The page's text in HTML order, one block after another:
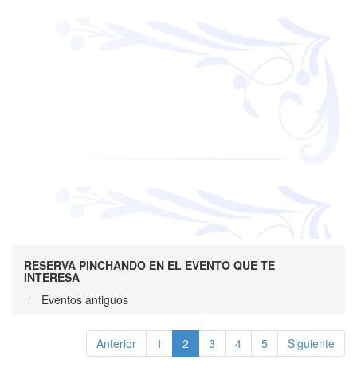
RESERVA PINCHANDO EN EL EVENTO QUE TE
INTERESA
Eventos antiguos
Anterior 1 2 3 4 5 Siguiente